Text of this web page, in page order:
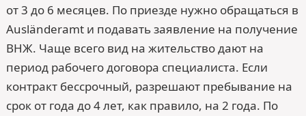
от 3 до 6 месяцев. По приезде нужно обращаться в
Ausländeramt и подавать заявление на получение
ВНЖ. Чаще всего вид на жительство дают на
период рабочего договора специалиста. Если
контракт бессрочный, разрешают пребывание на
срок от года до 4 лет, как правило, на 2 года. По